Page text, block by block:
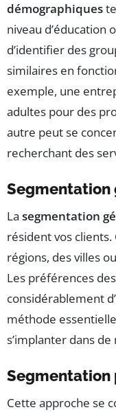
démographiques
niveau d’éducation
d’identifier des
similaires en
exemple, une
adultes pour des
autre peut se
recherchant des
Segmentation
La segmentation
résident vos
régions, des villes
Les préférences
considérablement
méthode
s’implanter dans
Segmentation
Cette approche se